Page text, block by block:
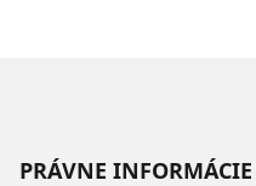
PRÁVNE INFORMÁCIE